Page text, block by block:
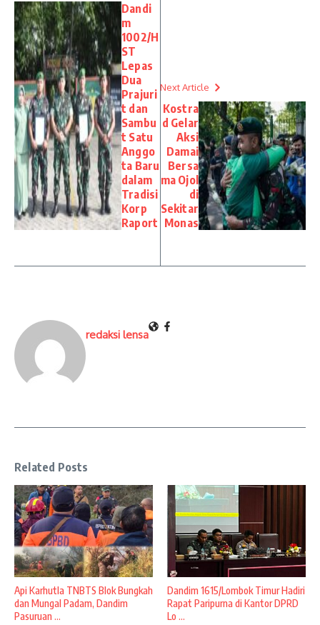
Dandi
m
1002/H
ST
Lepas
Dua
Prajuri
t dan
Sambu
t Satu
Anggo
ta Baru
dalam
Tradisi
Korp
Raport
Next Article
Kostra
d Gelar
Aksi
Damai
Bersa
ma Ojol
di
Sekitar
Monas
redaksi lensa
Related Posts
Api Karhutla TNBTS Blok Bungkah
dan Mungal Padam, Dandim
Pasuruan ...
Dandim 1615/Lombok Timur Hadiri
Rapat Paripurna di Kantor DPRD
Lo ...